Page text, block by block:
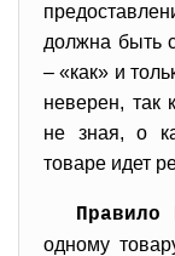
должна быть
– «как» и
неверен, так
не зная, о
товаре идет
Правило
одному